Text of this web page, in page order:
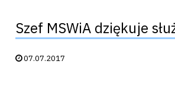
Szef MSWiA dziękuje
Data publikacji:
07.07.2017